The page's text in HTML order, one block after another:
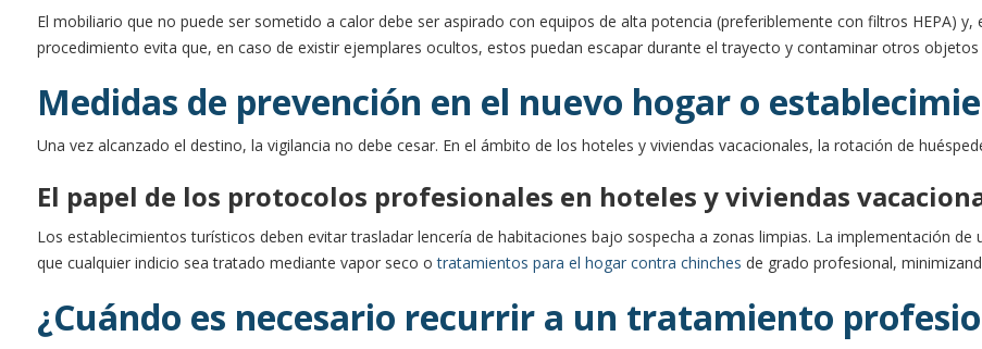
El mobiliario que no puede ser sometido a calor debe ser aspirado con equipos de alta potencia (preferiblemente con filtros HEPA)
procedimiento evita que, en caso de existir ejemplares ocultos, estos puedan escapar durante el trayecto y contaminar otros
Medidas de prevención en el nuevo hogar o
Una vez alcanzado el destino, la vigilancia no debe cesar. En el ámbito de los hoteles y viviendas vacacionales, la rotación de
El papel de los protocolos profesionales en hoteles y viviendas
Los establecimientos turísticos deben evitar trasladar lencería de habitaciones bajo sospecha a zonas limpias. La implementación
que cualquier indicio sea tratado mediante vapor seco o tratamientos para el hogar contra chinches de grado profesional,
¿Cuándo es necesario recurrir a un tratamiento